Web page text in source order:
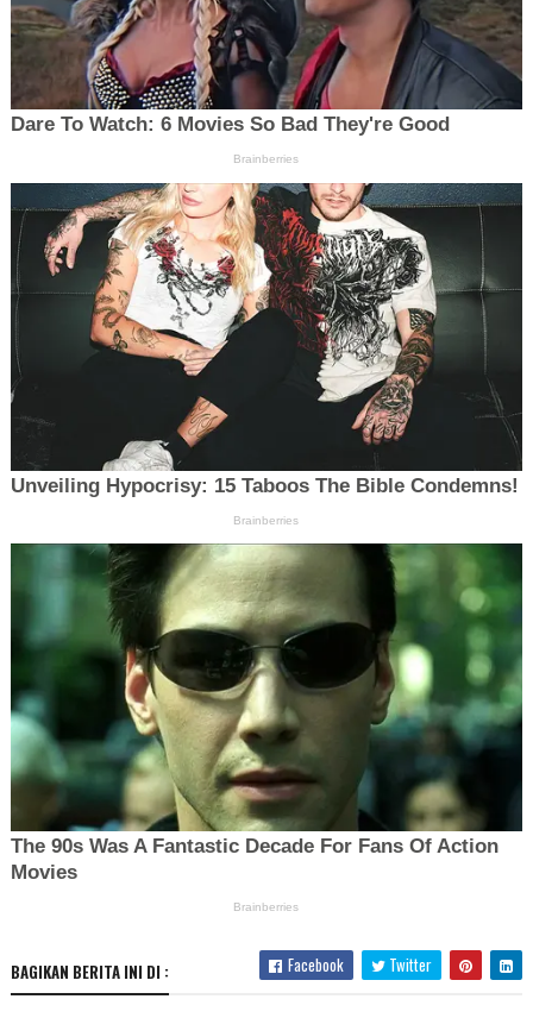
BAGIKAN BERITA INI DI : Facebook Twitter